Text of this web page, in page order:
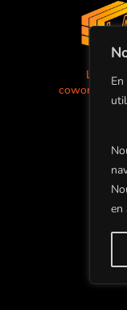
en
coworking